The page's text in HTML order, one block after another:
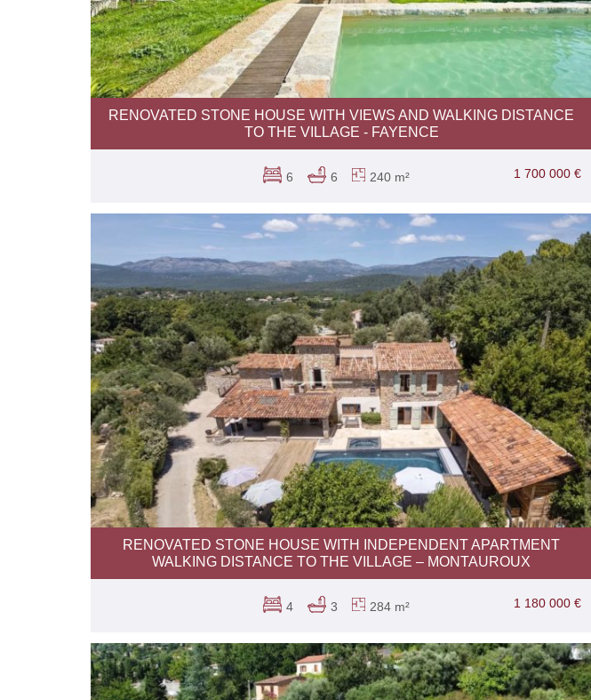
RENOVATED STONE HOUSE WITH VIEWS AND WALKING DISTANCE
TO THE VILLAGE - FAYENCE
1 700 000 €
6 6 240 m²
RENOVATED STONE HOUSE WITH INDEPENDENT APARTMENT
WALKING DISTANCE TO THE VILLAGE – MONTAUROUX
1 180 000 €
4 3 284 m²